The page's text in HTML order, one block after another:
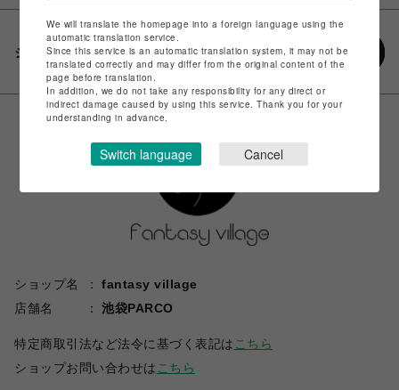
シェアする
ショップ名
fantasy village
店舗名
池袋PARCO
特定商取引法など法令に基づく表記は こちら
ショップお問い合わせは こちら
We will translate the homepage into a foreign language using the
automatic translation service.
Since this service is an automatic translation system, it may not be
translated correctly and may differ from the original content of the
page before translation.
In addition, we do not take any responsibility for any direct or
indirect damage caused by using this service. Thank you for your
understanding in advance.
Switch language Cancel